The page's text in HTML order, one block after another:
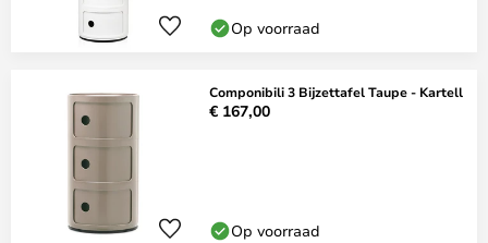
Op voorraad
Componibili 3 Bijzettafel Taupe - Kartell
€ 167,00
Op voorraad